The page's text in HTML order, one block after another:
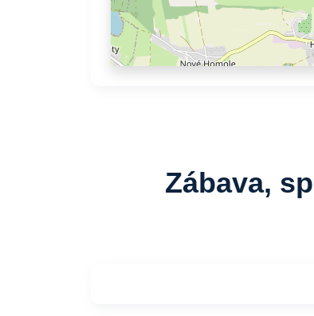
Zábava,